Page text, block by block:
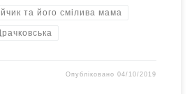
та його смілива мама
Опубліковано04/10/2019